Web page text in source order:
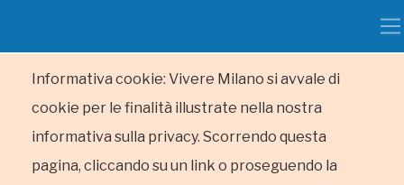
Informativa cookie: Vivere Milano si avvale di
cookie per le finalità illustrate nella nostra
informativa sulla privacy. Scorrendo questa
pagina, cliccando su un link o proseguendo la